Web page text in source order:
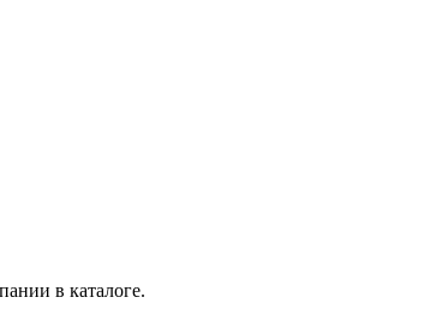
в каталоге.